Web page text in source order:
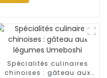
Spécialités culinaires
chinoises : gâteau aux